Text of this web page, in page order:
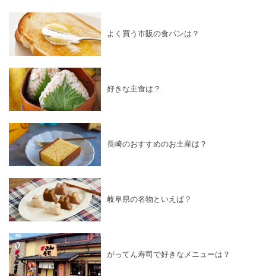
よく買う市販の食パンは？
好きな主食は？
長崎のおすすめのお土産は？
岐阜県の名物といえば？
がってん寿司で好きなメニューは？